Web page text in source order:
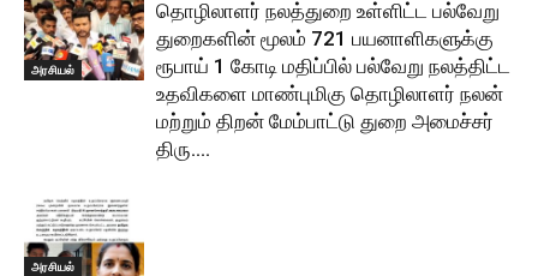
அரசியல்
தொழிலாளர் நலத்துறை உள்ளிட்ட பல்வேறு
துறைகளின் மூலம் 721 பயனாளிகளுக்கு
ரூபாய் 1 கோடி மதிப்பில் பல்வேறு நலத்திட்ட
உதவிகளை மாண்புமிகு தொழிலாளர் நலன்
மற்றும் திறன் மேம்பாட்டு துறை அமைச்சர்
திரு....
அரசியல்